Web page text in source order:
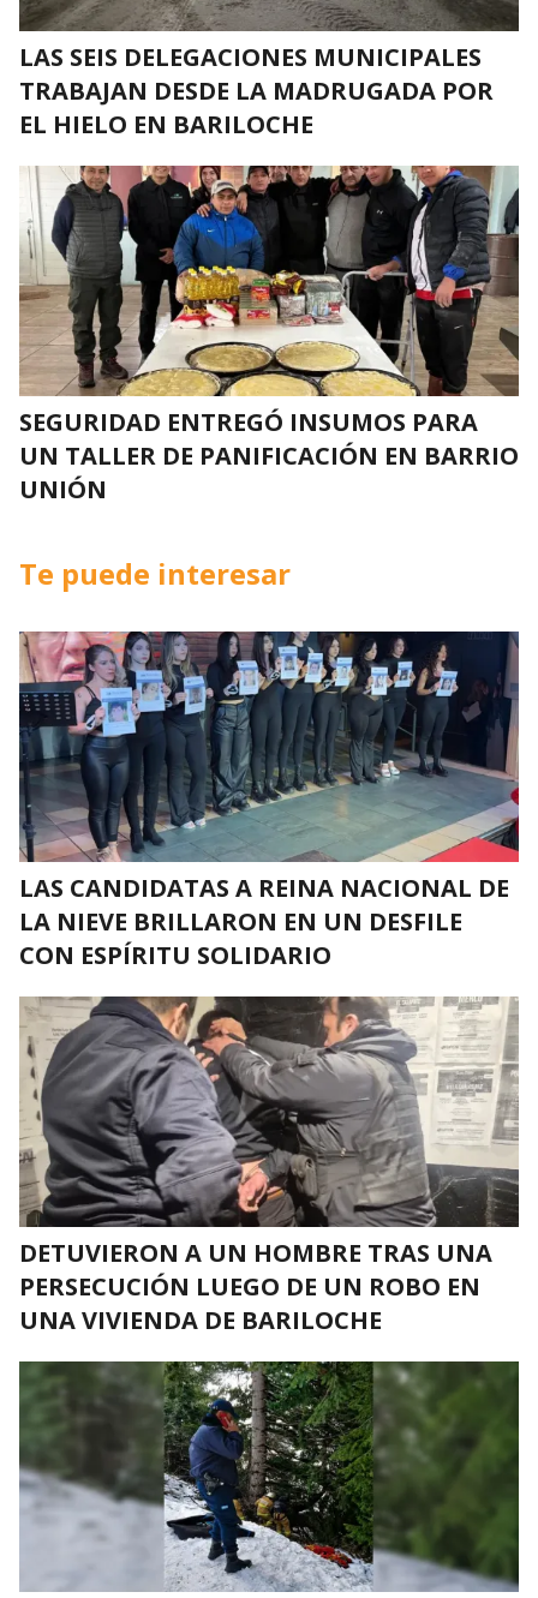
LAS SEIS DELEGACIONES MUNICIPALES
TRABAJAN DESDE LA MADRUGADA POR
EL HIELO EN BARILOCHE
SEGURIDAD ENTREGÓ INSUMOS PARA
UN TALLER DE PANIFICACIÓN EN BARRIO
UNIÓN
Te puede interesar
LAS CANDIDATAS A REINA NACIONAL DE
LA NIEVE BRILLARON EN UN DESFILE
CON ESPÍRITU SOLIDARIO
DETUVIERON A UN HOMBRE TRAS UNA
PERSECUCIÓN LUEGO DE UN ROBO EN
UNA VIVIENDA DE BARILOCHE